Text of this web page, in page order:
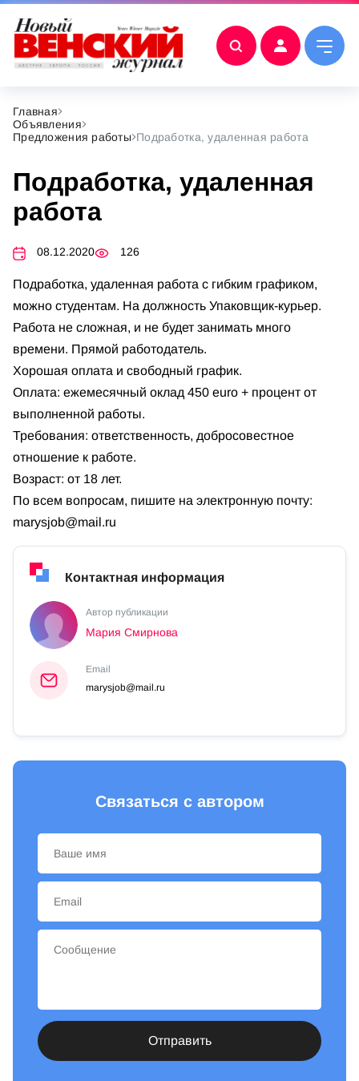
Главная
Объявления
Предложения работы Подработка, удаленная работа
Подработка, удаленная
работа
08.12.2020 126
Подработка, удаленная работа с гибким графиком,
можно студентам. На должность Упаковщик-курьер.
Работа не сложная, и не будет занимать много
времени. Прямой работодатель.
Хорошая оплата и свободный график.
Оплата: ежемесячный оклад 450 euro + процент от
выполненной работы.
Требования: ответственность, добросовестное
отношение к работе.
Возраст: от 18 лет.
По всем вопросам, пишите на электронную почту:
marysjob@mail.ru
Контактная информация
Автор публикации
Мария Смирнова
Email
marysjob@mail.ru
Связаться с автором
Отправить